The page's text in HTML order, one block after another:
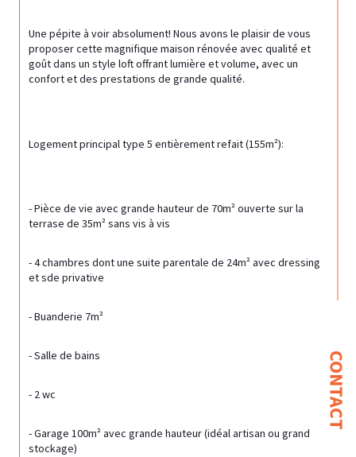
CONTACT
Une pépite à voir absolument! Nous avons le plaisir de vous
proposer cette magnifique maison rénovée avec qualité et
goût dans un style loft offrant lumière et volume, avec un
confort et des prestations de grande qualité.
Logement principal type 5 entièrement refait (155m²):
- Pièce de vie avec grande hauteur de 70m² ouverte sur la
terrase de 35m² sans vis à vis
- 4 chambres dont une suite parentale de 24m² avec dressing
et sde privative
- Buanderie 7m²
- Salle de bains
- 2 wc
- Garage 100m² avec grande hauteur (idéal artisan ou grand
stockage)